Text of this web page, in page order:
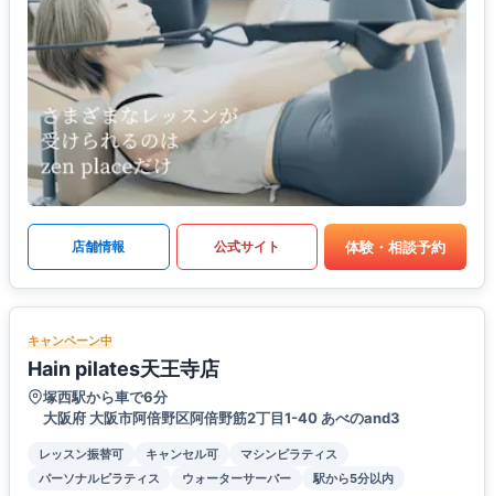
店舗情報 公式サイト 体験・相談予約
キャンペーン中
Hain pilates天王寺店
塚西駅から車で6分
大阪府 大阪市阿倍野区阿倍野筋2丁目1-40 あべのand3
レッスン振替可 キャンセル可
マシンピラティス
パーソナルピラティス
ウォーターサーバー 駅から5分以内